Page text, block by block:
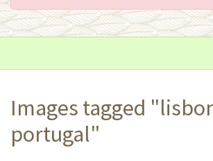
Images tagged
portugal"